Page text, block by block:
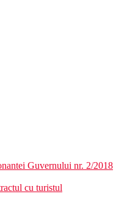
Guvernului nr. 2/2018
cu turistul